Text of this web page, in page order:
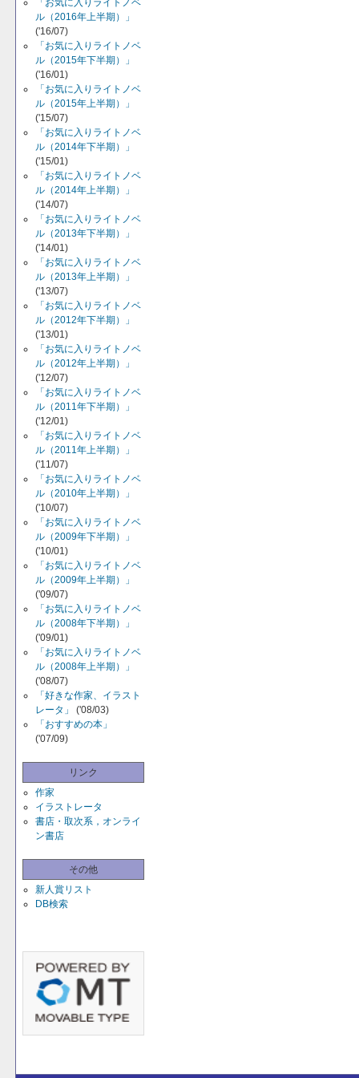
「お気に入りライトノベ
ル（2016年上半期）」
('16/07)
「お気に入りライトノベ
ル（2015年下半期）」
('16/01)
「お気に入りライトノベ
ル（2015年上半期）」
('15/07)
「お気に入りライトノベ
ル（2014年下半期）」
('15/01)
「お気に入りライトノベ
ル（2014年上半期）」
('14/07)
「お気に入りライトノベ
ル（2013年下半期）」
('14/01)
「お気に入りライトノベ
ル（2013年上半期）」
('13/07)
「お気に入りライトノベ
ル（2012年下半期）」
('13/01)
「お気に入りライトノベ
ル（2012年上半期）」
('12/07)
「お気に入りライトノベ
ル（2011年下半期）」
('12/01)
「お気に入りライトノベ
ル（2011年上半期）」
('11/07)
「お気に入りライトノベ
ル（2010年上半期）」
('10/07)
「お気に入りライトノベ
ル（2009年下半期）」
('10/01)
「お気に入りライトノベ
ル（2009年上半期）」
('09/07)
「お気に入りライトノベ
ル（2008年下半期）」
('09/01)
「お気に入りライトノベ
ル（2008年上半期）」
('08/07)
「好きな作家、イラスト
レータ」
('08/03)
「おすすめの本」
('07/09)
リンク
作家
イラストレータ
書店・取次系，オンライ
ン書店
その他
新人賞リスト
DB検索